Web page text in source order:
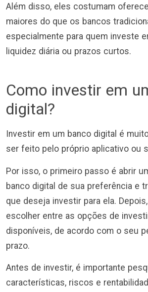
Além disso, eles costumam
maiores do que os bancos
especialmente para quem investe
liquidez diária ou prazos curtos.
Como investir em
digital?
Investir em um banco digital é
ser feito pelo próprio aplicativo ou
Por isso, o primeiro passo é abrir
banco digital de sua preferência e
que deseja investir para ela.
escolher entre as opções de
disponíveis, de acordo com o seu
prazo.
Antes de investir, é importante
características, riscos e